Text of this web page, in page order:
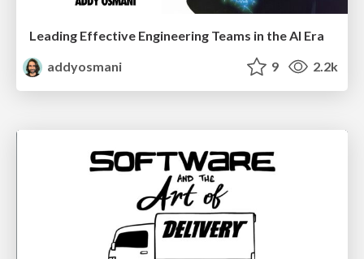
Leading Effective Engineering Teams in the AI Era
addyosmani
9 2.2k